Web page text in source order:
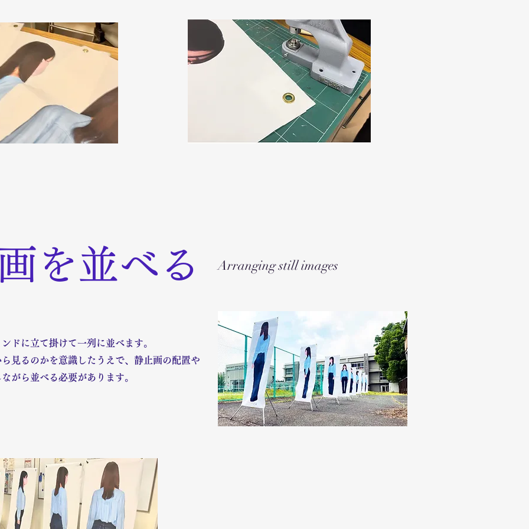
を並べる Arranging still images
ドに立て掛けて一列に並べます。
見るのかを意識したうえで、静止画の配置や
がら並べる必要があります。